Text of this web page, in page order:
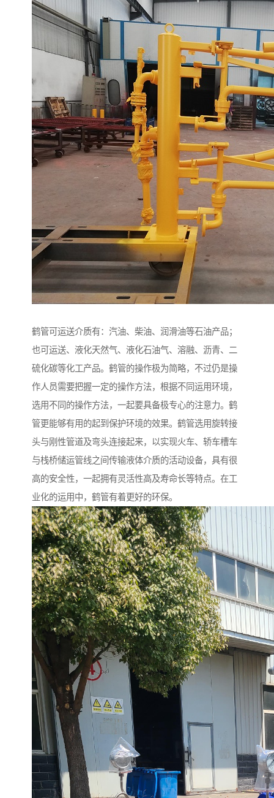
鹤管可运送介质有：汽油、柴油、润滑油等石油产品；
也可运送、液化天然气、液化石油气、溶融、沥青、二
硫化碳等化工产品。鹤管的操作极为简略，不过仍是操
作人员需要把握一定的操作方法，根据不同运用环境，
选用不同的操作方法，一起要具备极专心的注意力。鹤
管更能够有用的起到保护环境的效果。鹤管选用旋转接
头与刚性管道及弯头连接起来，以实现火车、轿车槽车
与栈桥储运管线之间传输液体介质的活动设备，具有很
高的安全性，一起拥有灵活性高及寿命长等特点。在工
业化的运用中，鹤管有着更好的环保。